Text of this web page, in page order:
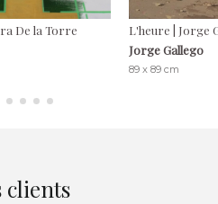
De la Torre
L'heure | Jorge
Jorge Gallego
89 x 89 cm
clients